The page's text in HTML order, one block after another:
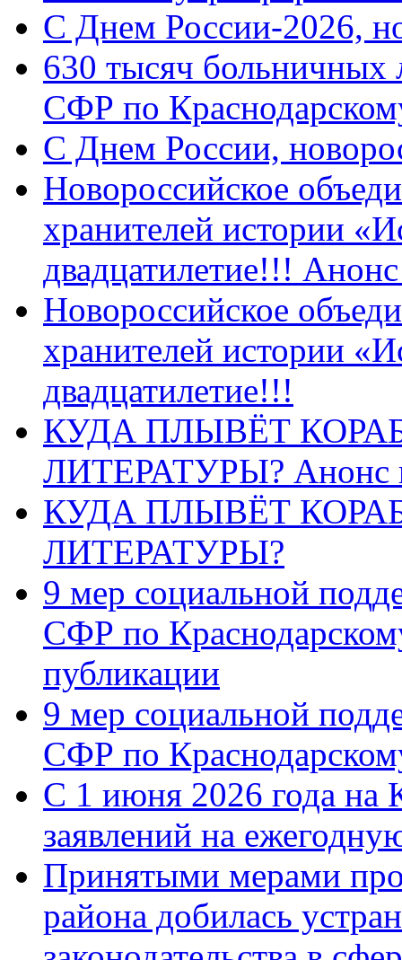
C Днем России-2026,
630 тысяч больничных
СФР по
C Днем России,
Новороссийское
хранителей истории
двадцатилетие!!!
Новороссийское
хранителей истории
двадцатилетие!!!
КУДА ПЛЫВЁТ
ЛИТЕРАТУРЫ? Анонс
КУДА ПЛЫВЁТ
ЛИТЕРАТУРЫ?
9 мер социальной
СФР по
публикации
9 мер социальной
СФР по
С 1 июня 2026 года на
заявлений на
Принятыми мерами
района добилась